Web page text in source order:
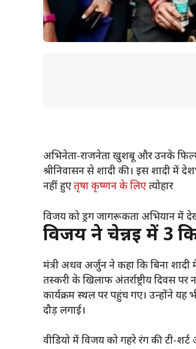
अभिनेता-राजनेता खुशबू और उनके फिल्म
श्रीनिवासन से शादी की। इस शादी में
नहीं हुएतृषा कृष्णनके लिएत्योहार
विजय को ड्रग जागरूकता अभियान में
विजय ने चेन्नई में 3
मंत्री अधव अर्जुन ने कहा कि बिना शादी
तस्करी के खिलाफ अंतर्राष्ट्रीय दिवस
कार्यक्रम स्थल पर पहुंच गए। उन्होंने यह
दौड़ लगाई।
वीडियो में विजय को गहरे रंग की टी-